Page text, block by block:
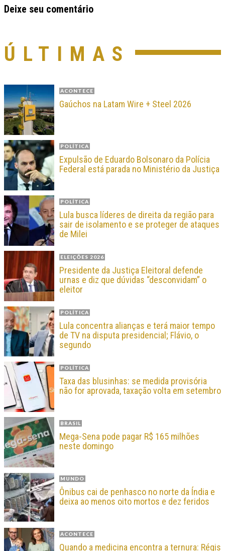
Deixe seu comentário
ÚLTIMAS
ACONTECE
Gaúchos na Latam Wire + Steel 2026
POLÍTICA
Expulsão de Eduardo Bolsonaro da Polícia
Federal está parada no Ministério da Justiça
POLÍTICA
Lula busca líderes de direita da região para
sair de isolamento e se proteger de ataques
de Milei
ELEIÇÕES 2026
Presidente da Justiça Eleitoral defende
urnas e diz que dúvidas “desconvidam” o
eleitor
POLÍTICA
Lula concentra alianças e terá maior tempo
de TV na disputa presidencial; Flávio, o
segundo
POLÍTICA
Taxa das blusinhas: se medida provisória
não for aprovada, taxação volta em setembro
BRASIL
Mega-Sena pode pagar R$ 165 milhões
neste domingo
MUNDO
Ônibus cai de penhasco no norte da Índia e
deixa ao menos oito mortos e dez feridos
ACONTECE
Quando a medicina encontra a ternura: Régis